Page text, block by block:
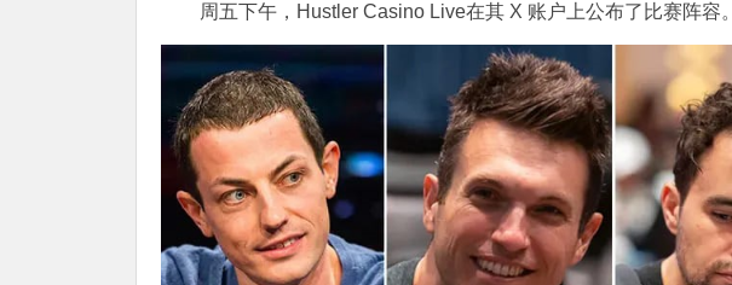
周五下午，Hustler Casino Live在其 X 账户上公布了比赛阵容。